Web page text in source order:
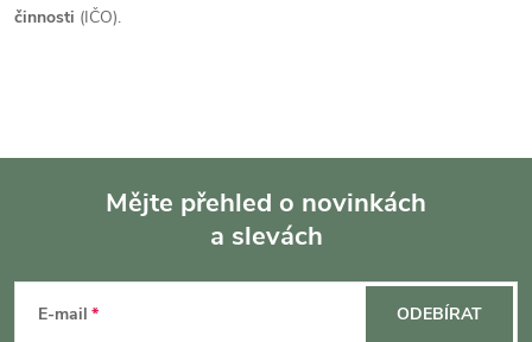
činnosti (IČO).
Mějte přehled o novinkách
a slevách
E-mail ODEBÍRAT